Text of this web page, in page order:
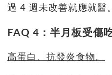
過 4 週未改善就應就醫。
FAQ 4：半月板受傷
高蛋白、抗發炎食物。